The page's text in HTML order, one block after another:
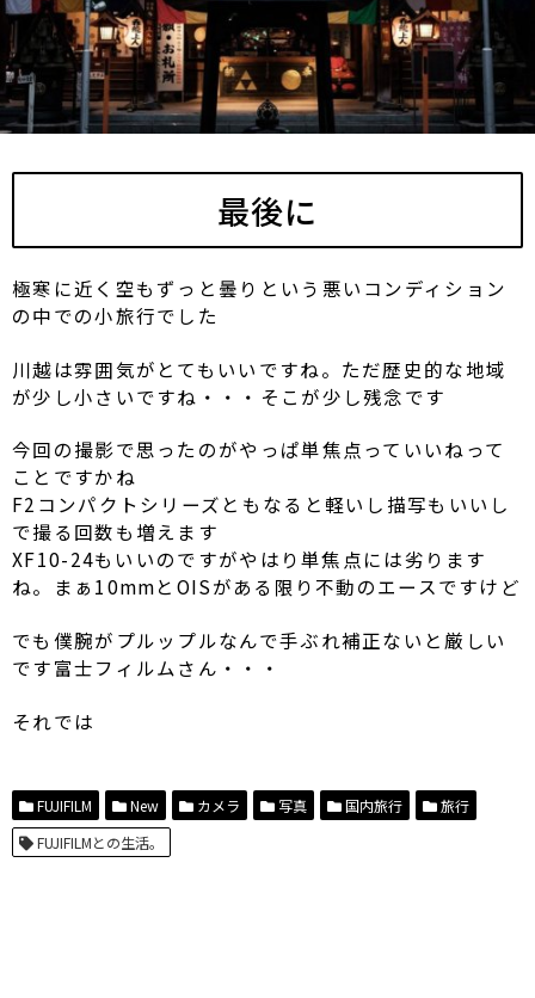
最後に
極寒に近く空もずっと曇りという悪いコンディション
の中での小旅行でした
川越は雰囲気がとてもいいですね。ただ歴史的な地域
が少し小さいですね・・・そこが少し残念です
今回の撮影で思ったのがやっぱ単焦点っていいねって
ことですかね
F2コンパクトシリーズともなると軽いし描写もいいし
で撮る回数も増えます
XF10-24もいいのですがやはり単焦点には劣ります
ね。まぁ10mmとOISがある限り不動のエースですけど
でも僕腕がプルップルなんで手ぶれ補正ないと厳しい
です富士フィルムさん・・・
それでは
FUJIFILM New カメラ 写真 国内旅行
旅行
FUJIFILMとの生活。